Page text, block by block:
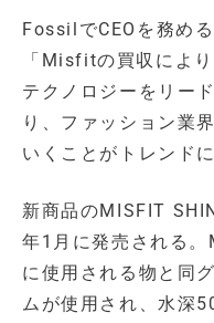
FossilでCEOを務め
「Misfitの買収によ
テクノロジーをリー
り、ファッション業
いくことがトレンド
新商品のMISFIT
年1月に発売される
に使用される物と同
ムが使用され、水深